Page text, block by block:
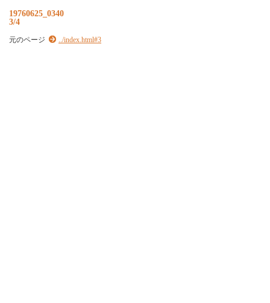
19760625_0340
3/4
元のページ ../index.html#3